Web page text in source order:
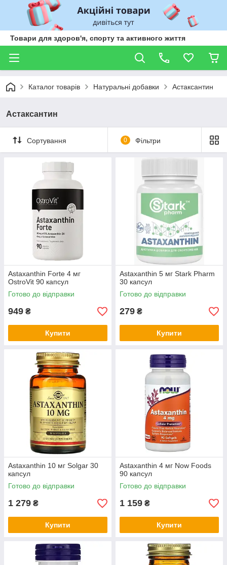
Товари для здоров'я, спорту та активного життя
Каталог товарів Натуральні добавки Астаксантин
Астаксантин
Сортування 0 Фільтри
Astaxanthin Forte 4 мг
OstroVit 90 капсул
Готово до відправки
949 ₴
Купити
Astaxanthin 5 мг Stark Pharm
30 капсул
Готово до відправки
279 ₴
Купити
Astaxanthin 10 мг Solgar 30
капсул
Готово до відправки
1 279 ₴
Купити
Astaxanthin 4 мг Now Foods
90 капсул
Готово до відправки
1 159 ₴
Купити